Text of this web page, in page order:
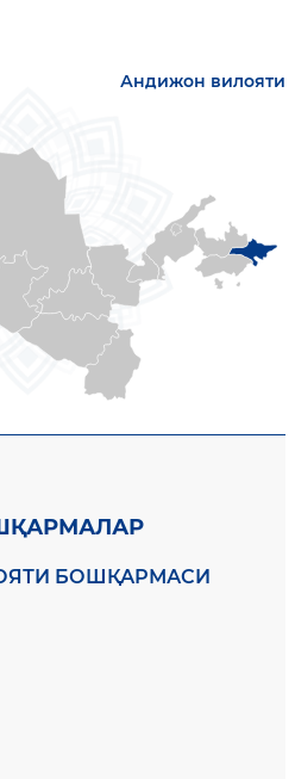
Андижон вилояти
БОШҚАРМАСИ